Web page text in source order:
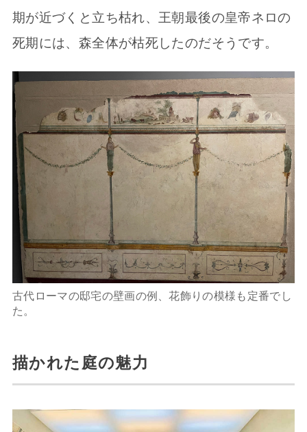
期が近づくと立ち枯れ、王朝最後の皇帝ネロの
死期には、森全体が枯死したのだそうです。
古代ローマの邸宅の壁画の例、花飾りの模様も定番でし
た。
描かれた庭の魅力